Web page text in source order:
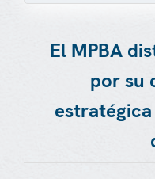
El MPBA
por su